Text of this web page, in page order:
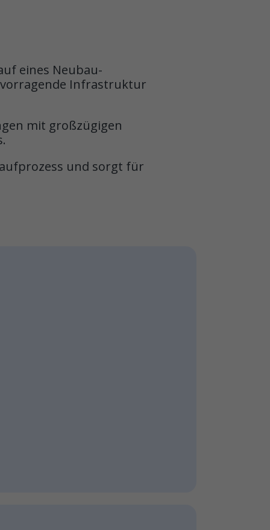
eines Neubau-
Infrastruktur
mit großzügigen
und sorgt für